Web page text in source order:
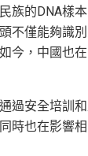
族的DNA樣
不僅能夠識
今，中國也
過安全培訓
時也在影響